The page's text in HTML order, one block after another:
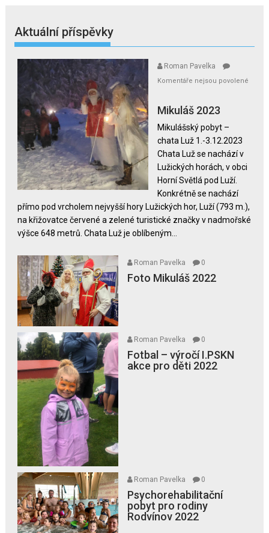
Aktuální příspěvky
Roman Pavelka
Komentáře nejsou povolené
textu
názvem
Mikuláš
2023
Mikuláš 2023
Mikulášský pobyt –
chata Luž 1.-3.12.2023
Chata Luž se nachází v
Lužických horách, v obci
Horní Světlá pod Luží.
Konkrétně se nachází
přímo pod vrcholem nejvyšší hory Lužických hor, Luží (793 m.),
na křižovatce červené a zelené turistické značky v nadmořské
výšce 648 metrů. Chata Luž je oblíbeným...
Roman Pavelka 0
Foto Mikuláš 2022
Roman Pavelka 0
Fotbal – výročí I.PSKN
akce pro děti 2022
Roman Pavelka 0
Psychorehabilitační
pobyt pro rodiny
Rodvínov 2022